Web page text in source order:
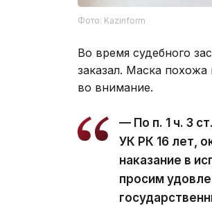
Фото: Kazinform
Во время судебного
заказал. Маска
во внимание.
— По п. 1 ч. 3
УК РК 16 лет,
наказание в
просим